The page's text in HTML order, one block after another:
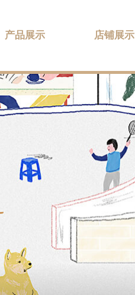
产品展示 店铺展示